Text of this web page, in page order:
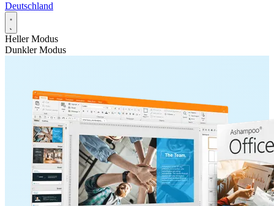
Deutschland
Heller Modus
Dunkler Modus